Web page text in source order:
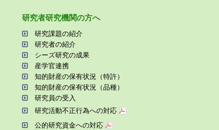
研究者研究機関の⽅へ
研究課題の紹介
研究者の紹介
シーズ研究の成果
産学官連携
知的財産の保有状況（特許）
知的財産の保有状況（品種）
研究員の受⼊
研究活動不正⾏為への対応
公的研究資金への対応